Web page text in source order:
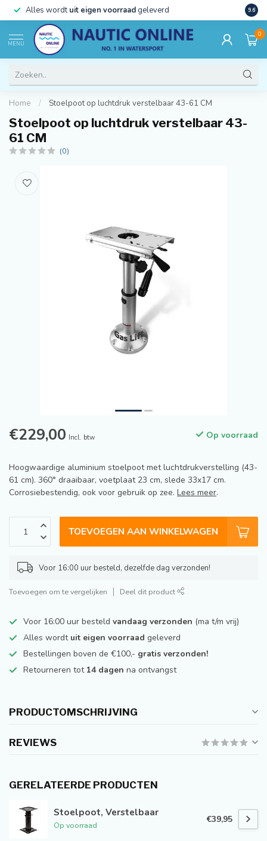
Alles wordtuit eigen voorraad geleverd 9.6
MENU
0
Home / Stoelpoot op luchtdruk verstelbaar 43-61 CM
Stoelpoot op luchtdruk verstelbaar 43-
61 CM
(0)
€229,00 Incl. btw Op voorraad
Hoogwaardige aluminium stoelpoot met luchtdrukverstelling (43-
61 cm). 360° draaibaar, voetplaat 23 cm, slede 33x17 cm.
Corrosiebestendig, ook voor gebruik op zee. Lees meer.
TOEVOEGEN AAN WINKELWAGEN
Voor 16:00 uur besteld, dezelfde dag verzonden!
Toevoegen om te vergelijken Deel dit product
Voor 16:00 uur besteld vandaag verzonden (ma t/m vrij)
Alles wordt uit eigen voorraad geleverd
Bestellingen boven de €100,- gratis verzonden!
Retourneren tot 14 dagen na ontvangst
PRODUCTOMSCHRIJVING
REVIEWS
GERELATEERDE PRODUCTEN
Stoelpoot, Verstelbaar
Op voorraad
€39,95